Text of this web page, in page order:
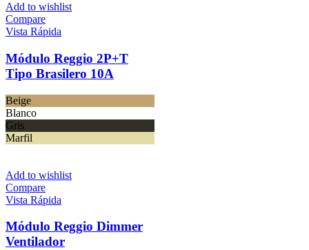
Add to wishlist
Compare
Vista Rápida
Módulo Reggio 2P+T
Tipo Brasilero 10A
Beige
Blanco
Gris
Marfil
Add to wishlist
Compare
Vista Rápida
Módulo Reggio Dimmer
Ventilador